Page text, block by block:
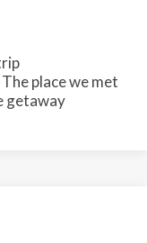
place we met
getaway